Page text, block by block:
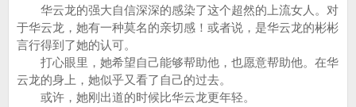
华云龙的强大自信深深的感染了这个超然的上流女人。对
于华云龙，她有一种莫名的亲切感！或者说，是华云龙的彬彬
言行得到了她的认可。
打心眼里，她希望自己能够帮助他，也愿意帮助他。在华
云龙的身上，她似乎又看了自己的过去。
或许，她刚出道的时候比华云龙更年轻。